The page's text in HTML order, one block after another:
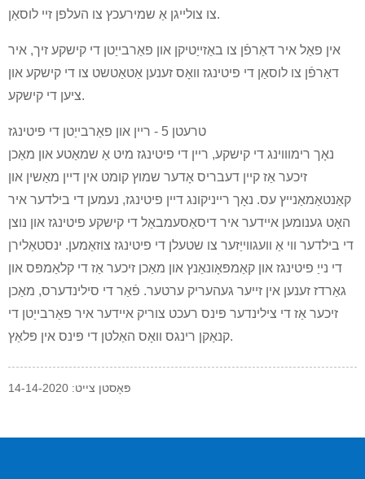
צו צולייגן אַ שמירעכץ צו העלפן זיי לוסאַן.
אין פאַל איר דאַרפֿן צו באַזייַטיקן און פאַרבייַטן די קישקע זיך, איר
דאַרפֿן צו לוסאַן די פיטינגז וואָס זענען אַטאַטשט צו די קישקע און
ציען די קישקע.
טרעטן 5 - ריין און פאַרבייַטן די פיטינגז
נאָך רימוווינג די קישקע, ריין די פיטינגז מיט אַ שמאַטע און מאַכן
זיכער אַז קיין דעבריס אָדער שמוץ קומט אין דיין מאַשין און
קאַנטאַמאַנייץ עס. נאָך רייניקונג דיין פיטינגז, נעמען די בילדער איר
האָט גענומען איידער איר דיסאַסעמבאַל די קישקע פיטינגז און נוצן
די בילדער ווי אַ וועגווייַזער צו שטעלן די פיטינגז צוזאַמען. ינסטאַלירן
די נייַ פיטינגז און קאַמפּאָונאַנץ און מאַכן זיכער אַז די קלאַמפּס און
גאַרדז זענען אין זייער געהעריק ערטער. פֿאַר די סילינדערס, מאַכן
זיכער אַז די צילינדער פּינס רעכט צוריק איידער איר פאַרבייַטן די
קנאַקן רינגס וואָס האַלטן די פּינס אין פּלאַץ.
פּאָסטן צייט: 14-14-2020